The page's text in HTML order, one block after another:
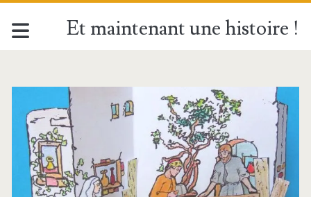
Et maintenant une histoire !
Étiquette :
<span>Saint
Joseph</span>